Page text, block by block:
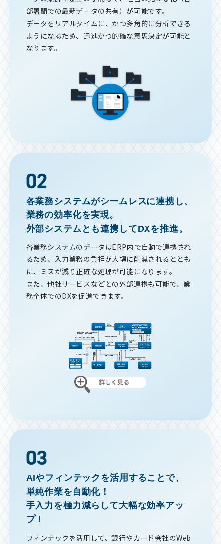
部署間での最新データの共有）が可能です。
データをリアルタイムに、かつ多角的に分析できる
ようになるため、迅速かつ的確な意思決定が可能と
なります。
各業務システムがシームレスに連携し、
業務の効率化を実現。
外部システムとも連携してDXを推進。
各業務システムのデータはERP内で自動で連携され
るため、入力業務の負担が大幅に削減されるととも
に、ミスが減り正確な処理が可能になります。
また、他社サービスなどとの外部連携も可能で、業
務全体でのDXを促進できます。
AIやフィンテックを活用することで、
単純作業を自動化！
手入力を極力減らして大幅な効率アッ
プ！
フィンテックを活用して、銀行やカード会社のWeb